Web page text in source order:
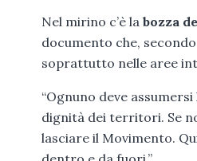
Nel mirino c’è la bozza
documento che,
soprattutto nelle aree
“Ognuno deve
dignità dei territori. Se
lasciare il Movimento.